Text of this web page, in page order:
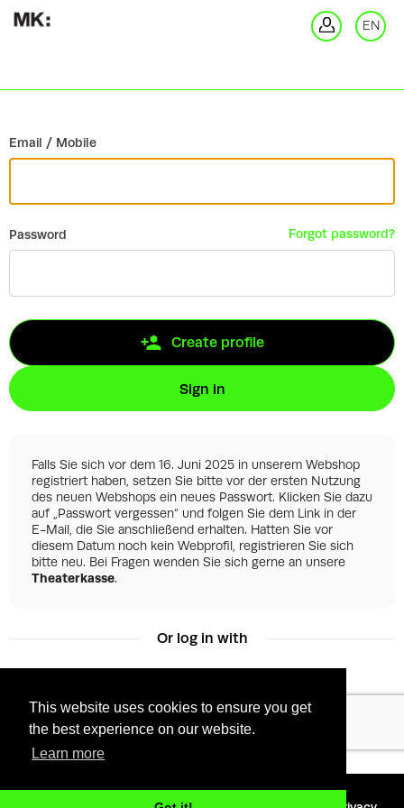
This website uses cookies to ensure you get
the best experience on our website.
Learn more
EN
Email / Mobile
Password Forgot password?
Create profile
Sign in
Falls Sie sich vor dem 16. Juni 2025 in unserem Webshop
registriert haben, setzen Sie bitte vor der ersten Nutzung
des neuen Webshops ein neues Passwort. Klicken Sie dazu
auf „Passwort vergessen“ und folgen Sie dem Link in der
E-Mail, die Sie anschließend erhalten. Hatten Sie vor
diesem Datum noch kein Webprofil, registrieren Sie sich
bitte neu. Bei Fragen wenden Sie sich gerne an unsere
Theaterkasse.
Or log in with
Facebook